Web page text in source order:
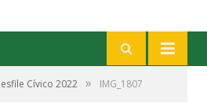
Cívico 2022 » IMG_1807